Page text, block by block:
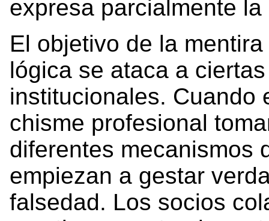
expresa parcialmente
El objetivo de la
lógica se ataca a
institucionales. Cuando
chisme profesional
diferentes mecanismos
empiezan a gestar
falsedad. Los socios